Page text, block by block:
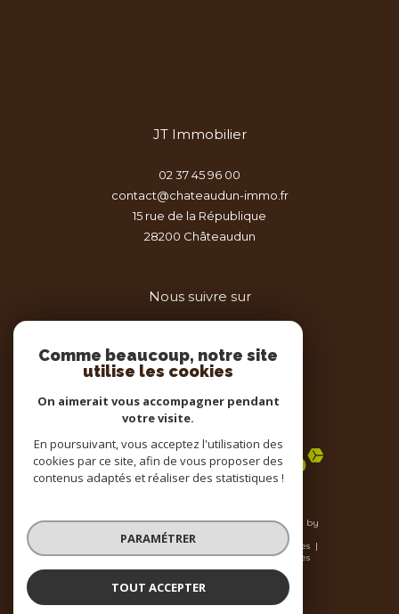
JT Immobilier
02 37 45 96 00
contact@chateaudun-immo.fr
15 rue de la République
28200
châteaudun
Nous suivre sur
Adhérents
© 2026 | Tous droits réservés | Traduction powered by
Google |
Nos honoraires
Plan du site
Mentions légales
Admin
Nos liens Politique RGPD Cookies
Comme beaucoup, notre site
utilise les cookies
On aimerait vous accompagner pendant
votre visite.
En poursuivant, vous acceptez l'utilisation des
cookies par ce site, afin de vous proposer des
contenus adaptés et réaliser des statistiques !
PARAMÉTRER
TOUT ACCEPTER